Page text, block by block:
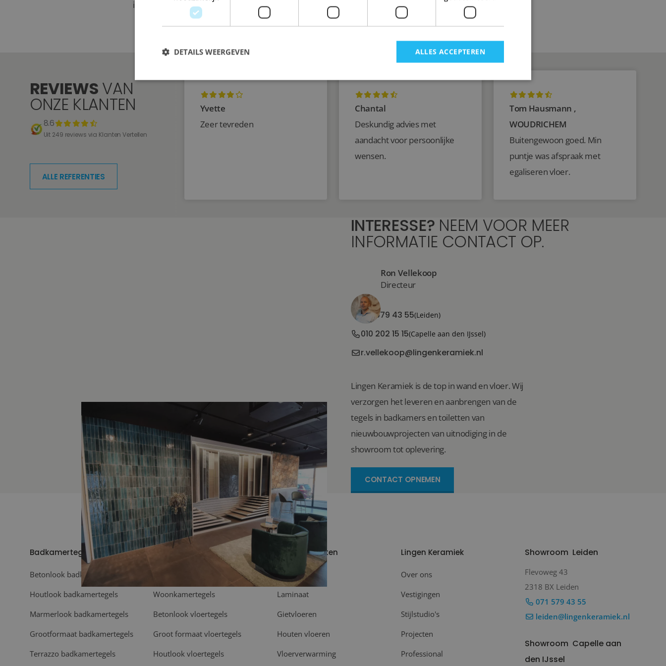
iets willen veranderen aan het kastinterieur, dan kunt u bij ons aanvullende lades of planken bestellen.
REVIEWS VAN
ONZE KLANTEN
8.6
Uit 249 reviews via Klanten Vertellen
ALLE REFERENTIES
Yvette
Zeer tevreden
Chantal
Deskundig advies met
aandacht voor persoonlijke
wensen.
Tom Hausmann ,
WOUDRICHEM
Buitengewoon goed. Min
puntje was afspraak met
egaliseren vloer.
INTERESSE? NEEM VOOR MEER
INFORMATIE CONTACT OP.
Ron Vellekoop
Directeur
071 579 43 55(Leiden)
010 202 15 15(Capelle aan den IJssel)
r.vellekoop@lingenkeramiek.nl
Lingen Keramiek is de top in wand en vloer. Wij
verzorgen het leveren en aanbrengen van de
tegels in badkamers en toiletten van
nieuwbouwprojecten van uitnodiging in de
showroom tot oplevering.
CONTACT OPNEMEN
Badkamertegels
Betonlook badkamertegels
Houtlook badkamertegels
Marmerlook badkamertegels
Grootformaat badkamertegels
Terrazzo badkamertegels
Woonkamertegels
Betonlook vloertegels
Groot formaat vloertegels
Houtlook vloertegels
Meer producten
Plinten
Laminaat
Gietvloeren
Houten vloeren
Vloerverwarming
Lingen Keramiek
Over ons
Vestigingen
Stijlstudio's
Projecten
Professional
Showroom Leiden
Flevoweg 43
2318 BX Leiden
071 579 43 55
leiden@lingenkeramiek.nl
Showroom Capelle aan
den IJssel
ALLES ACCEPTEREN
DETAILS WEERGEVEN